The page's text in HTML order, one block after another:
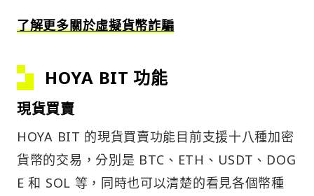
了解更多關於虛擬貨幣詐騙
HOYA BIT 功能
現貨買賣
HOYA BIT 的現貨買賣功能目前支援十八種加密
貨幣的交易，分別是 BTC、ETH、USDT、DOG
E 和 SOL 等，同時也可以清楚的看見各個幣種